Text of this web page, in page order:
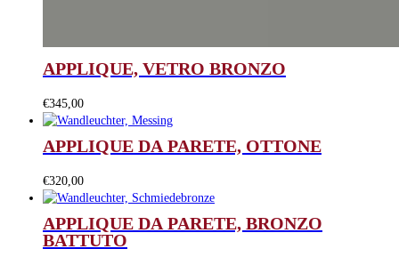
APPLIQUE, VETRO BRONZO
€345,00
APPLIQUE DA PARETE, OTTONE
€320,00
APPLIQUE DA PARETE, BRONZO
BATTUTO